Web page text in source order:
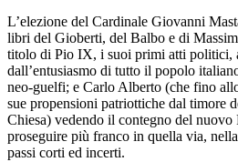
L’elezione del Cardinale Giovanni
libri del Gioberti, del Balbo e di
titolo di Pio IX, i suoi primi atti politici,
dall’entusiasmo di tutto il popolo
neo-guelfi; e Carlo Alberto (che fino
sue propensioni patriottiche dal timore
Chiesa) vedendo il contegno del nuovo
proseguire più franco in quella via,
passi corti ed incerti.